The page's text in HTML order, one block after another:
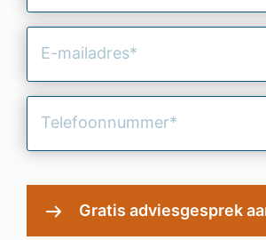
Achternaam
(Vereist)
mailadres
(Vereist)
(Vereist)